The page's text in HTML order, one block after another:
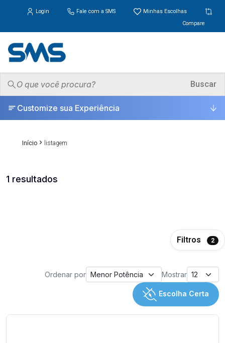
Login Fale com a SMS
Minhas Escolhas
Compare
PRODUTOS ▾
ONDE COMPRAR
ESCOLHA CERTA
Buscar
Customize sua Experiência
Início › listagem
1 resultados
Filtros 2
Ordenar por Mostrar
Escolha Certa